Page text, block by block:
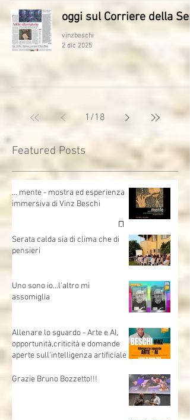
oggi sul Corriere della
vinzbeschi
2 dic 2025
1 /18
Featured Posts
… mente - mostra ed esperienza
immersiva di Vinz Beschi
Serata calda sia di clima che di
pensieri
Uno sono io...l'altro mi
assomiglia
Allenare lo sguardo - Arte e AI,
opportunità,criticità e domande
aperte sull'intelligenza artificiale
Grazie Bruno Bozzetto!!!